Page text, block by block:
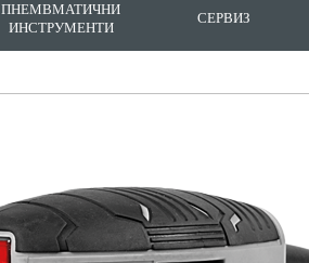
ПНЕМВМАТИЧНИ
ИНСТРУМЕНТИ
СЕРВИЗ